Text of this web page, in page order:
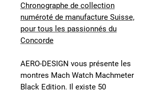
Chronographe de collection
numéroté de manufacture Suisse,
pour tous les passionnés du
Concorde
AERO-DESIGN vous présente les
montres Mach Watch Machmeter
Black Edition. Il existe 50